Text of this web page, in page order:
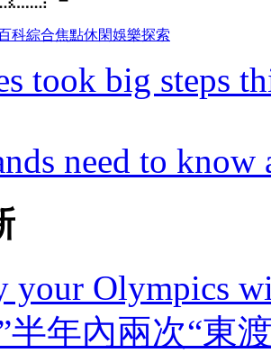
科綜合焦點休閑娛樂探索
took big steps
need to
your Olympics
半年內兩次“東